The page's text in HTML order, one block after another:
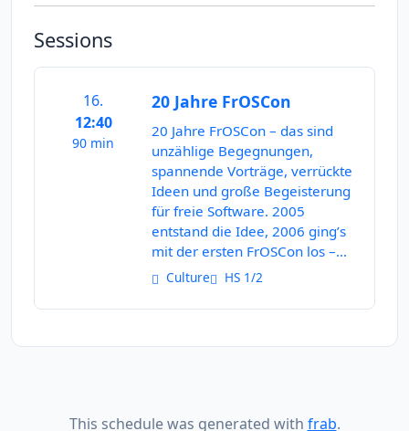
Sessions
16.
12:40
90 min
20 Jahre FrOSCon
20 Jahre FrOSCon – das sind
unzählige Begegnungen,
spannende Vorträge, verrückte
Ideen und große Begeisterung
für freie Software. 2005
entstand die Idee, 2006 ging’s
mit der ersten FrOSCon los –...
Culture HS 1/2
This schedule was generated with frab.